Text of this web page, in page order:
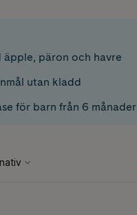
äpple, päron och havre
utan kladd
för barn från 6 månader